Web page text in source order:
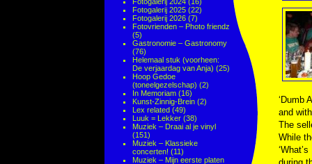
Fotogalerij 2025 (22)
Fotogalerij 2026 (7)
Fotovrienden – Photo friendz
(5)
Gastronomie – Gastronomy
(76)
Helemaal stuk (voorheen:
De verjaardag van Anja) (25)
Hoop Gedoe
(toneelgezelschap) (2)
In Memoriam (16)
Kunst-Zinnig-Brein (2)
Lex related (49)
Luuk = Lekker (38)
Muziek – Draai al je vinyl
(151)
Muziek – Klassieke
concerten! (11)
Muziek – Mijn eerste platen
‘Dumb
and
The
While